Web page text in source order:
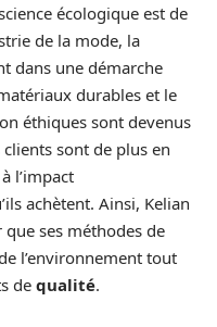
écologique est de
de la mode, la
dans une démarche
durables et le
éthiques sont devenus
sont de plus en
l’impact
achètent. Ainsi, Kelian
que ses méthodes de
l’environnement tout
dequalité.